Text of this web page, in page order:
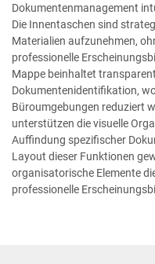
Dokumentenmanagement
Die Innentaschen sind
Materialien aufzunehmen,
professionelle
Mappe beinhaltet
Dokumentenidentifikation,
Büroumgebungen reduziert
unterstützen die visuelle
Auffindung spezifischer
Layout dieser Funktionen
organisatorische Elemente
professionelle